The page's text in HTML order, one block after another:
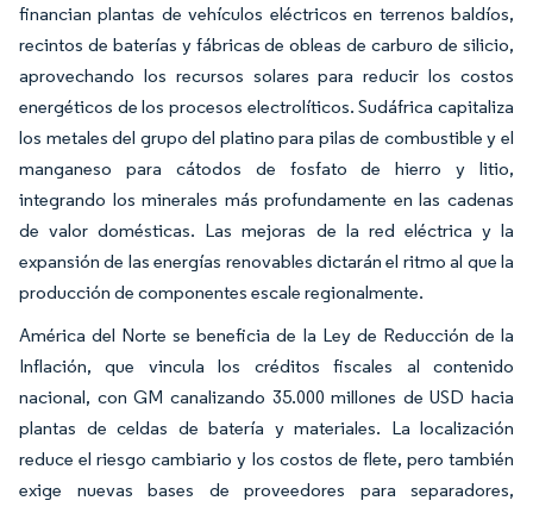
financian plantas de vehículos eléctricos en terrenos baldíos,
recintos de baterías y fábricas de obleas de carburo de silicio,
aprovechando los recursos solares para reducir los costos
energéticos de los procesos electrolíticos. Sudáfrica capitaliza
los metales del grupo del platino para pilas de combustible y el
manganeso para cátodos de fosfato de hierro y litio,
integrando los minerales más profundamente en las cadenas
de valor domésticas. Las mejoras de la red eléctrica y la
expansión de las energías renovables dictarán el ritmo al que la
producción de componentes escale regionalmente.
América del Norte se beneficia de la Ley de Reducción de la
Inflación, que vincula los créditos fiscales al contenido
nacional, con GM canalizando 35.000 millones de USD hacia
plantas de celdas de batería y materiales. La localización
reduce el riesgo cambiario y los costos de flete, pero también
exige nuevas bases de proveedores para separadores,